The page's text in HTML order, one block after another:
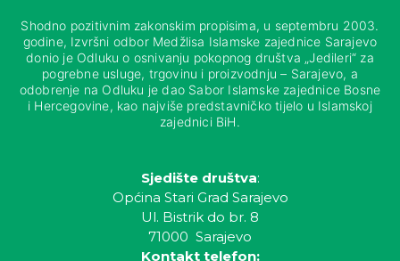
Shodno pozitivnim zakonskim propisima, u septembru 2003.
godine, Izvršni odbor Medžlisa Islamske zajednice Sarajevo
donio je Odluku o osnivanju pokopnog društva „Jedileri“ za
pogrebne usluge, trgovinu i proizvodnju – Sarajevo, a
odobrenje na Odluku je dao Sabor Islamske zajednice Bosne
i Hercegovine, kao najviše predstavničko tijelo u Islamskoj
zajednici BiH.
Sjedište društva:
Općina Stari Grad Sarajevo
Ul. Bistrik do br. 8
71000 Sarajevo
Kontakt telefon: